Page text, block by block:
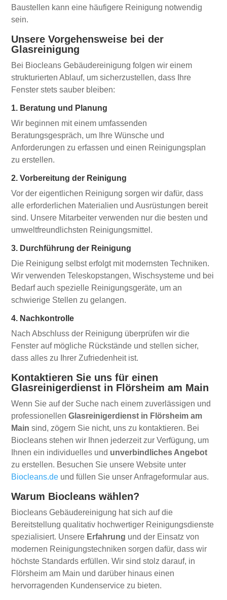
Baustellen kann eine häufigere Reinigung notwendig
sein.
Unsere Vorgehensweise bei der
Glasreinigung
Bei Biocleans Gebäudereinigung folgen wir einem
strukturierten Ablauf, um sicherzustellen, dass Ihre
Fenster stets sauber bleiben:
1. Beratung und Planung
Wir beginnen mit einem umfassenden
Beratungsgespräch, um Ihre Wünsche und
Anforderungen zu erfassen und einen Reinigungsplan
zu erstellen.
2. Vorbereitung der Reinigung
Vor der eigentlichen Reinigung sorgen wir dafür, dass
alle erforderlichen Materialien und Ausrüstungen bereit
sind. Unsere Mitarbeiter verwenden nur die besten und
umweltfreundlichsten Reinigungsmittel.
3. Durchführung der Reinigung
Die Reinigung selbst erfolgt mit modernsten Techniken.
Wir verwenden Teleskopstangen, Wischsysteme und bei
Bedarf auch spezielle Reinigungsgeräte, um an
schwierige Stellen zu gelangen.
4. Nachkontrolle
Nach Abschluss der Reinigung überprüfen wir die
Fenster auf mögliche Rückstände und stellen sicher,
dass alles zu Ihrer Zufriedenheit ist.
Kontaktieren Sie uns für einen
Glasreinigerdienst in Flörsheim am Main
Wenn Sie auf der Suche nach einem zuverlässigen und
professionellenGlasreinigerdienst in Flörsheim am
Main sind, zögern Sie nicht, uns zu kontaktieren. Bei
Biocleans stehen wir Ihnen jederzeit zur Verfügung, um
Ihnen ein individuelles und unverbindliches Angebot
zu erstellen. Besuchen Sie unsere Website unter
Biocleans.de und füllen Sie unser Anfrageformular aus.
Warum Biocleans wählen?
Biocleans Gebäudereinigung hat sich auf die
Bereitstellung qualitativ hochwertiger Reinigungsdienste
spezialisiert. Unsere Erfahrung und der Einsatz von
modernen Reinigungstechniken sorgen dafür, dass wir
höchste Standards erfüllen. Wir sind stolz darauf, in
Flörsheim am Main und darüber hinaus einen
hervorragenden Kundenservice zu bieten.